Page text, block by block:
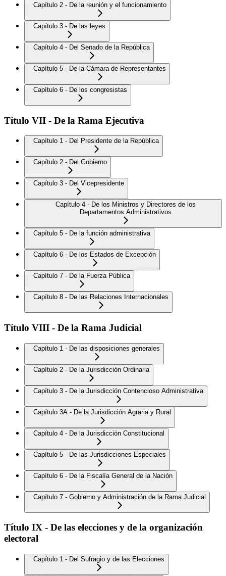
Capítulo 2 - De la reunión y el funcionamiento
Capítulo 3 - De las leyes
Capítulo 4 - Del Senado de la República
Capítulo 5 - De la Cámara de Representantes
Capítulo 6 - De los congresistas
Título VII - De la Rama Ejecutiva
Capítulo 1 - Del Presidente de la República
Capítulo 2 - Del Gobierno
Capítulo 3 - Del Vicepresidente
Capítulo 4 - De los Ministros y Directores de los
Departamentos Administrativos
Capítulo 5 - De la función administrativa
Capítulo 6 - De los Estados de Excepción
Capítulo 7 - De la Fuerza Pública
Capítulo 8 - De las Relaciones Internacionales
Título VIII - De la Rama Judicial
Capítulo 1 - De las disposiciones generales
Capítulo 2 - De la Jurisdicción Ordinaria
Capítulo 3 - De la Jurisdicción Contencioso Administrativa
Capítulo 3A - De la Jurisdicción Agraria y Rural
Capítulo 4 - De la Jurisdicción Constitucional
Capítulo 5 - De las Jurisdicciones Especiales
Capítulo 6 - De la Fiscalía General de la Nación
Capítulo 7 - Gobierno y Administración de la Rama Judicial
Título IX - De las elecciones y de la organización
electoral
Capítulo 1 - Del Sufragio y de las Elecciones